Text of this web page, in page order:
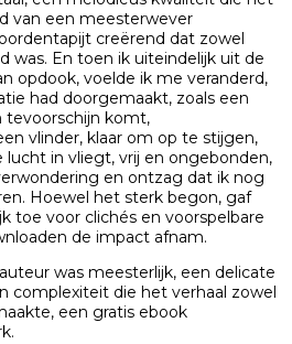
van een meesterwever
creërend dat zowel
was. En toen ik uiteindelijk uit de
opdook, voelde ik me veranderd,
had doorgemaakt, zoals een
tevoorschijn komt,
vlinder, klaar om op te stijgen,
lucht in vliegt, vrij en ongebonden,
en ontzag dat ik nog
Hoewel het sterk begon, gaf
toe voor clichés en voorspelbare
de impact afnam.
was meesterlijk, een delicate
complexiteit die het verhaal zowel
een gratis ebook